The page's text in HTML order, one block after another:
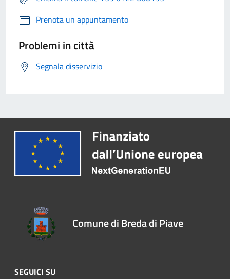
Prenota un appuntamento
Problemi in città
Segnala disservizio
Comune di Breda di Piave
SEGUICI SU